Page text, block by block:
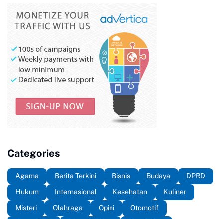
Categories
Agama Berita Terkini Bisnis Budaya
DPRD
Hukum
Internasional Kesehatan
Kuliner
Misteri
Olahraga Opini
Otomotif